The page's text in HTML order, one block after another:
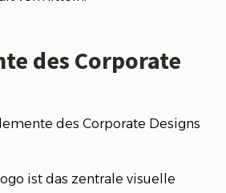
des Corporate
des Corporate Designs
ist das zentrale visuelle